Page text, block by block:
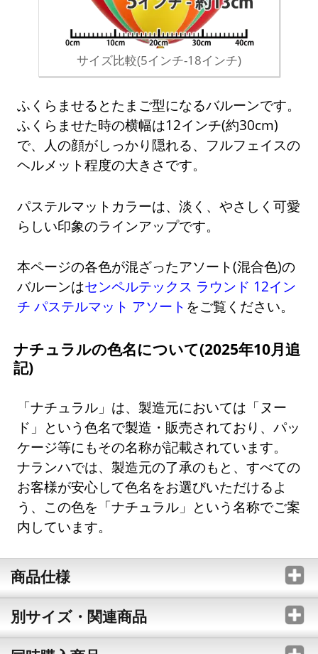
サイズ比較(5インチ-18インチ)
ふくらませるとたまご型になるバルーンです。
ふくらませた時の横幅は12インチ(約30cm)
で、人の顔がしっかり隠れる、フルフェイスの
ヘルメット程度の大きさです。
パステルマットカラーは、淡く、やさしく可愛
らしい印象のラインアップです。
本ページの各色が混ざったアソート(混合色)の
バルーンはセンペルテックス ラウンド 12イン
チ パステルマット アソート をご覧ください。
ナチュラルの色名について(2025年10月追
記)
「ナチュラル」は、製造元においては「ヌー
ド」という色名で製造・販売されており、パッ
ケージ等にもその名称が記載されています。
ナランハでは、製造元の了承のもと、すべての
お客様が安心して色名をお選びいただけるよ
う、この色を「ナチュラル」という名称でご案
内しています。
商品仕様
別サイズ・関連商品